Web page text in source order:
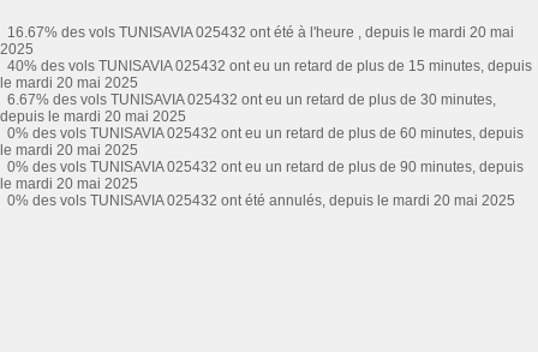
16.67% des vols TUNISAVIA 025432 ont été à l'heure , depuis le mardi 20 mai
2025
40% des vols TUNISAVIA 025432 ont eu un retard de plus de 15 minutes, depuis
le mardi 20 mai 2025
6.67% des vols TUNISAVIA 025432 ont eu un retard de plus de 30 minutes,
depuis le mardi 20 mai 2025
0% des vols TUNISAVIA 025432 ont eu un retard de plus de 60 minutes, depuis
le mardi 20 mai 2025
0% des vols TUNISAVIA 025432 ont eu un retard de plus de 90 minutes, depuis
le mardi 20 mai 2025
0% des vols TUNISAVIA 025432 ont été annulés, depuis le mardi 20 mai 2025